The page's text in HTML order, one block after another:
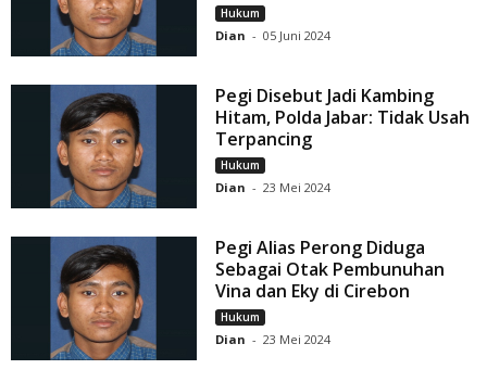
Hukum
Dian - 05 Juni 2024
Pegi Disebut Jadi Kambing
Hitam, Polda Jabar: Tidak Usah
Terpancing
Hukum
Dian - 23 Mei 2024
Pegi Alias Perong Diduga
Sebagai Otak Pembunuhan
Vina dan Eky di Cirebon
Hukum
Dian - 23 Mei 2024